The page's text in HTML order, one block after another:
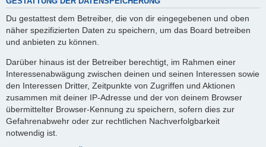
Du gestattest dem Betreiber, die von dir eingegebenen und oben
näher spezifizierten Daten zu speichern, um das Board betreiben
und anbieten zu können.
Darüber hinaus ist der Betreiber berechtigt, im Rahmen einer
Interessenabwägung zwischen deinen und seinen Interessen sowie
den Interessen Dritter, Zeitpunkte von Zugriffen und Aktionen
zusammen mit deiner IP-Adresse und der von deinem Browser
übermittelter Browser-Kennung zu speichern, sofern dies zur
Gefahrenabwehr oder zur rechtlichen Nachverfolgbarkeit
notwendig ist.